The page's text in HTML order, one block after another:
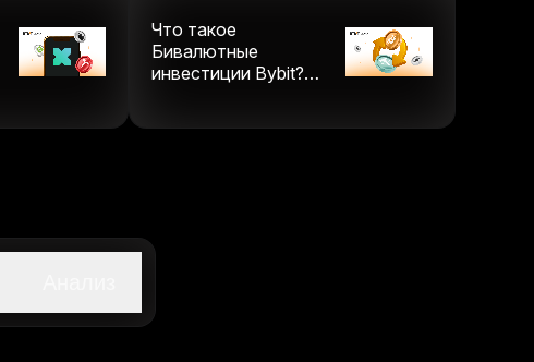
Что такое
Бивалютные
инвестиции Bybit?